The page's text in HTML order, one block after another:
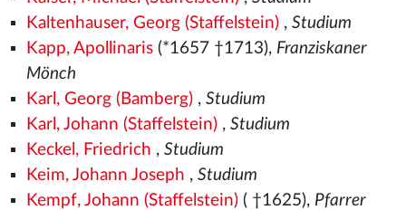
Kaltenhauser, Georg (Staffelstein), Studium
Kapp, Apollinaris(*1657 †1713), Franziskaner
Mönch
Karl, Georg (Bamberg), Studium
Karl, Johann (Staffelstein), Studium
Keckel, Friedrich , Studium
Keim, Johann Joseph , Studium
Kempf, Johann (Staffelstein)( †1625), Pfarrer